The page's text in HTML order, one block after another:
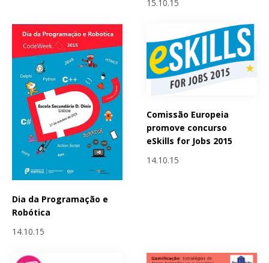
15.10.15
Dia da Programação e
Robótica
14.10.15
Comissão Europeia
promove concurso
eSkills for Jobs 2015
14.10.15